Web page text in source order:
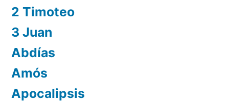
2 Timoteo
3 Juan
Abdías
Amós
Apocalipsis